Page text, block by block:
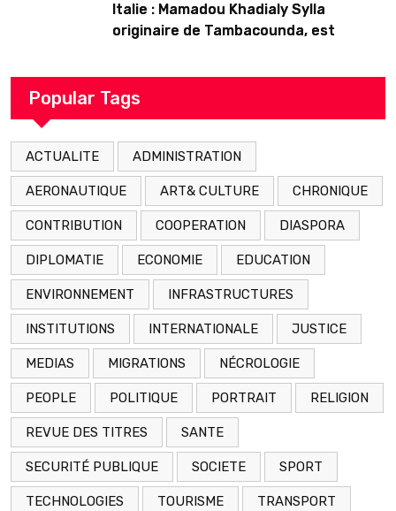
Italie : Mamadou Khadialy Sylla
originaire de Tambacounda, est
arrestation
Popular Tags
ACTUALITE ADMINISTRATION
AERONAUTIQUE ART& CULTURE CHRONIQUE
CONTRIBUTION COOPERATION DIASPORA
DIPLOMATIE ECONOMIE EDUCATION
ENVIRONNEMENT INFRASTRUCTURES
INSTITUTIONS INTERNATIONALE JUSTICE
MEDIAS MIGRATIONS NÉCROLOGIE
PEOPLE POLITIQUE PORTRAIT RELIGION
REVUE DES TITRES SANTE
SECURITÉ PUBLIQUE SOCIETE SPORT
TECHNOLOGIES TOURISME TRANSPORT